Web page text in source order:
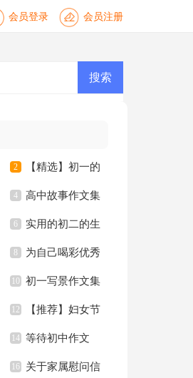
会员登录 会员注册
2 【精选】初一的
作文集合六篇
4 高中故事作文集
锦八篇
6 实用的初二的生
活作文集锦十篇
8 为自己喝彩优秀
作文
10 初一写景作文集
合九篇
12 【推荐】妇女节
慰问信三篇
14 等待初中作文
【精】
16 关于家属慰问信